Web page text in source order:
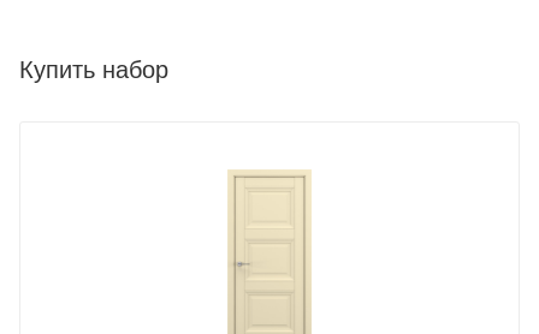
Купить набор